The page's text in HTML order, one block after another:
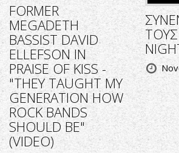
FORMER
MEGADETH
BASSIST DAVID
ELLEFSON IN
PRAISE OF KISS -
"THEY TAUGHT MY
GENERATION HOW
ROCK BANDS
SHOULD BE"
(VIDEO)
ΤΟΥΣ